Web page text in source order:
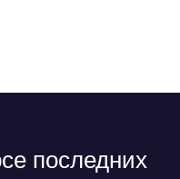
последних